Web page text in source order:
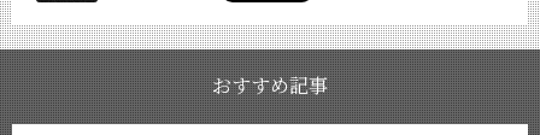
おすすめ記事